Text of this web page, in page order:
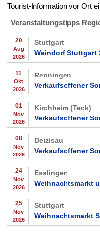
Tourist-Information vor Ort
Veranstaltungstipps
20
Aug
2026
Stuttgart
Weindorf Stuttgart
11
Okt
2026
Renningen
Verkaufsoffener
01
Nov
2026
Kirchheim (Teck)
Verkaufsoffener
08
Nov
2026
Deizisau
Verkaufsoffener
24
Nov
2026
Esslingen
Weihnachtsmarkt
25
Nov
2026
Stuttgart
Weihnachtsmarkt